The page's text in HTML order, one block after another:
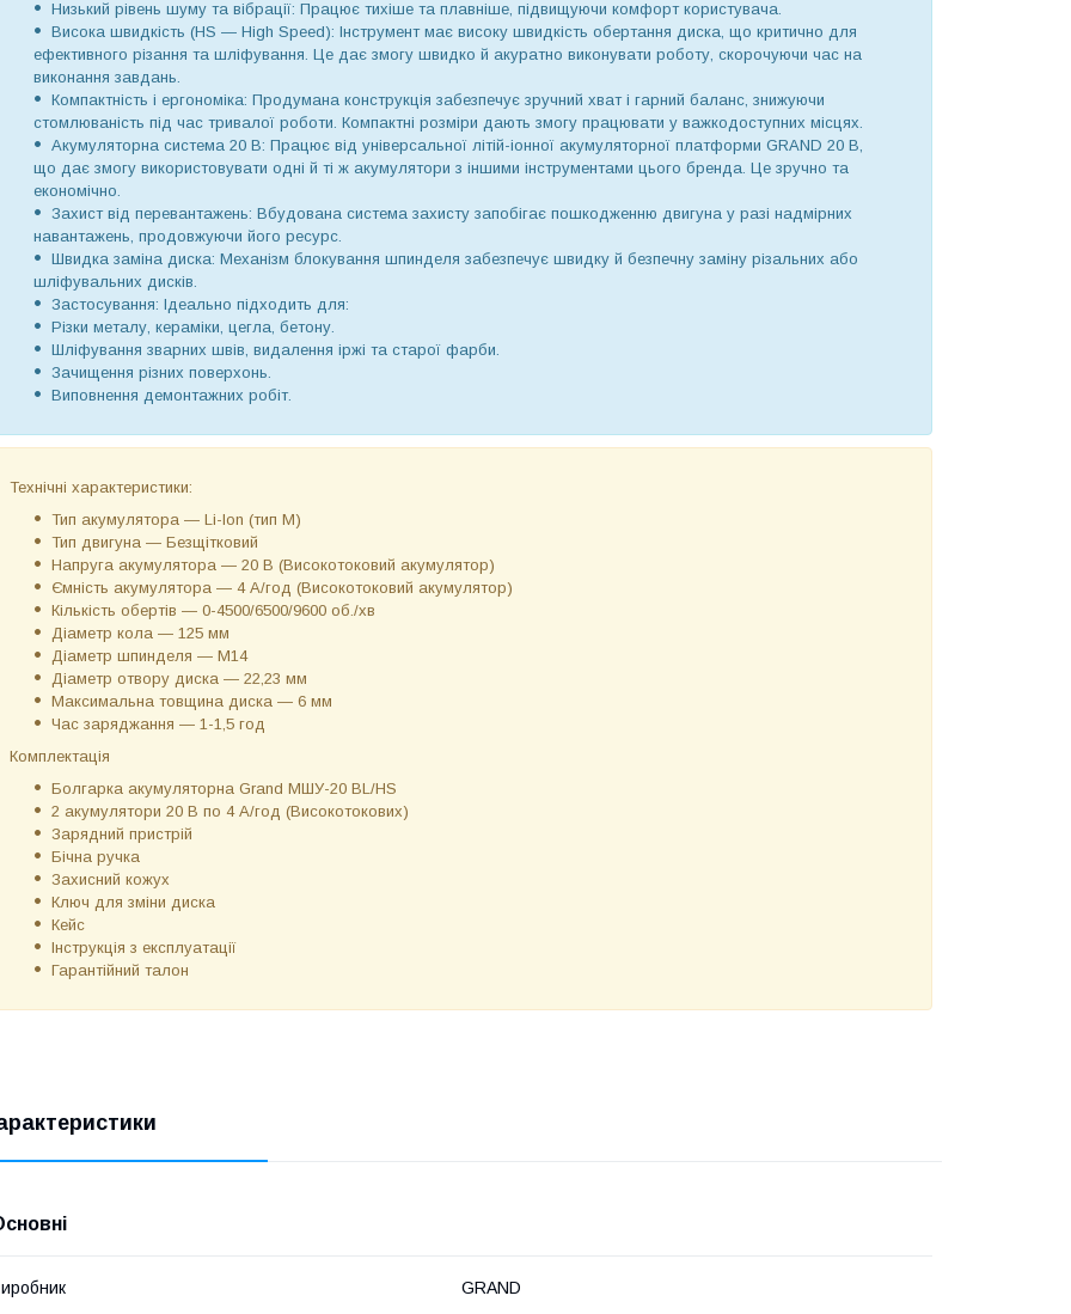
Низький рівень шуму та вібрації: Працює тихіше та плавніше, підвищуючи комфорт користувача.
Висока швидкість (HS — High Speed): Інструмент має високу швидкість обертання диска, що критично для
ефективного різання та шліфування. Це дає змогу швидко й акуратно виконувати роботу, скорочуючи час на
виконання завдань.
Компактність і ергономіка: Продумана конструкція забезпечує зручний хват і гарний баланс, знижуючи
стомлюваність під час тривалої роботи. Компактні розміри дають змогу працювати у важкодоступних місцях.
Акумуляторна система 20 В: Працює від універсальної літій-іонної акумуляторної платформи GRAND 20 В,
що дає змогу використовувати одні й ті ж акумулятори з іншими інструментами цього бренда. Це зручно та
економічно.
Захист від перевантажень: Вбудована система захисту запобігає пошкодженню двигуна у разі надмірних
навантажень, продовжуючи його ресурс.
Швидка заміна диска: Механізм блокування шпинделя забезпечує швидку й безпечну заміну різальних або
шліфувальних дисків.
Застосування: Ідеально підходить для:
Різки металу, кераміки, цегла, бетону.
Шліфування зварних швів, видалення іржі та старої фарби.
Зачищення різних поверхонь.
Виповнення демонтажних робіт.
Технічні характеристики:
Тип акумулятора — Li-Ion (тип М)
Тип двигуна — Безщітковий
Напруга акумулятора — 20 В (Високотоковий акумулятор)
Ємність акумулятора — 4 А/год (Високотоковий акумулятор)
Кількість обертів — 0-4500/6500/9600 об./хв
Діаметр кола — 125 мм
Діаметр шпинделя — М14
Діаметр отвору диска — 22,23 мм
Максимальна товщина диска — 6 мм
Час заряджання — 1-1,5 год
Комплектація
Болгарка акумуляторна Grand МШУ-20 BL/HS
2 акумулятори 20 В по 4 А/год (Високотокових)
Зарядний пристрій
Бічна ручка
Захисний кожух
Ключ для зміни диска
Кейс
Інструкція з експлуатації
Гарантійний талон
GRAND